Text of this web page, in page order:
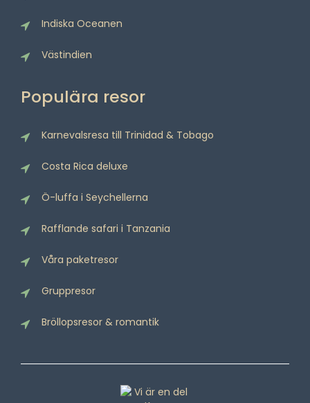
Indiska Oceanen
Västindien
Populära resor
Karnevalsresa till Trinidad & Tobago
Costa Rica deluxe
Ö-luffa i Seychellerna
Rafflande safari i Tanzania
Våra paketresor
Gruppresor
Bröllopsresor & romantik